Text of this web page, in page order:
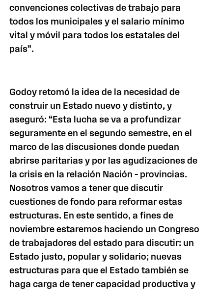
convenciones colectivas de trabajo para
todos los municipales y el salario mínimo
vital y móvil para todos los estatales del
país”.
Godoy retomó la idea de la necesidad de
construir un Estado nuevo y distinto, y
aseguró: “Esta lucha se va a profundizar
seguramente en el segundo semestre, en el
marco de las discusiones donde puedan
abrirse paritarias y por las agudizaciones de
la crisis en la relación Nación – provincias.
Nosotros vamos a tener que discutir
cuestiones de fondo para reformar estas
estructuras. En este sentido, a fines de
noviembre estaremos haciendo un Congreso
de trabajadores del estado para discutir: un
Estado justo, popular y solidario; nuevas
estructuras para que el Estado también se
haga carga de tener capacidad productiva y